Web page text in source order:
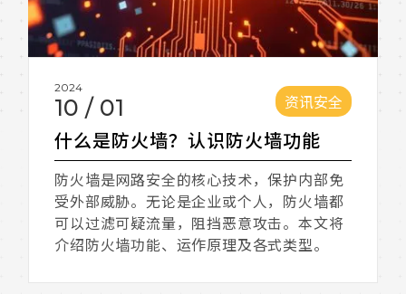
2024
10/ 01 资讯安全
什么是防火墙？认识防火墙功能
防火墙是网路安全的核心技术，保护内部免
受外部威胁。无论是企业或个人，防火墙都
可以过滤可疑流量，阻挡恶意攻击。本文将
介绍防火墙功能、运作原理及各式类型。